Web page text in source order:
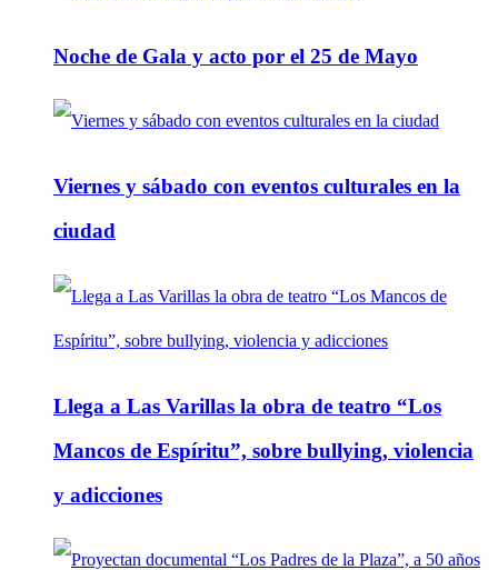
Noche de Gala y acto por el 25 de Mayo
Viernes y sábado con eventos culturales en la
ciudad
Llega a Las Varillas la obra de teatro “Los
Mancos de Espíritu”, sobre bullying, violencia
y adicciones